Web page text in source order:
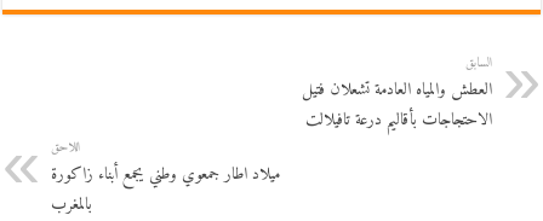
السابق
العطش والمياه العادمة تشعلان فتيل
الاحتجاجات بأقاليم درعة تافيلالت
اللاحق
ميلاد اطار جمعوي وطني يجمع أبناء زاكورة
بالمغرب